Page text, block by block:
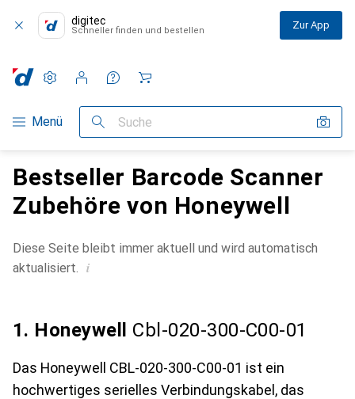
digitec
Schneller finden und bestellen Zur App
Navigation nach Kategorien
Menü Suche
Einstellungen
Kundenkonto
Vergleichslisten
Merklisten
Warenkorb
Bestseller Barcode Scanner
Zubehöre von Honeywell
Diese Seite bleibt immer aktuell und wird automatisch
aktualisiert. i
1. Honeywell Cbl-020-300-C00-01
Das Honeywell CBL-020-300-C00-01 ist ein
hochwertiges serielles Verbindungskabel, das